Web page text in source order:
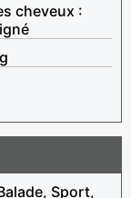
cheveux :
Sport,